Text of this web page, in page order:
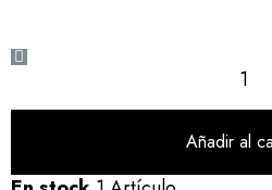
Añadir al